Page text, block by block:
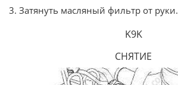
3. Затянуть масляный фильтр от руки.
K9K
СНЯТИЕ